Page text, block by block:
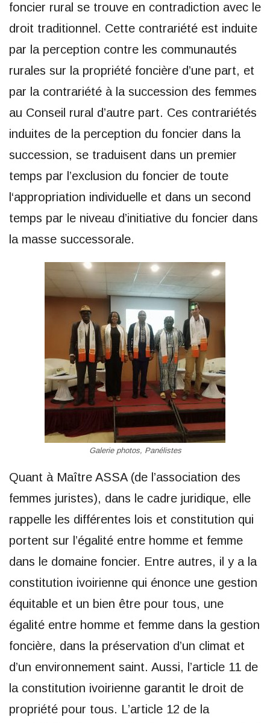
foncier rural se trouve en contradiction avec le
droit traditionnel. Cette contrariété est induite
par la perception contre les communautés
rurales sur la propriété foncière d’une part, et
par la contrariété à la succession des femmes
au Conseil rural d’autre part. Ces contrariétés
induites de la perception du foncier dans la
succession, se traduisent dans un premier
temps par l’exclusion du foncier de toute
l‘appropriation individuelle et dans un second
temps par le niveau d’initiative du foncier dans
la masse successorale.
Galerie photos, Panélistes
Quant à Maître ASSA (de l’association des
femmes juristes), dans le cadre juridique, elle
rappelle les différentes lois et constitution qui
portent sur l’égalité entre homme et femme
dans le domaine foncier. Entre autres, il y a la
constitution ivoirienne qui énonce une gestion
équitable et un bien être pour tous, une
égalité entre homme et femme dans la gestion
foncière, dans la préservation d’un climat et
d’un environnement saint. Aussi, l’article 11 de
la constitution ivoirienne garantit le droit de
propriété pour tous. L’article 12 de la